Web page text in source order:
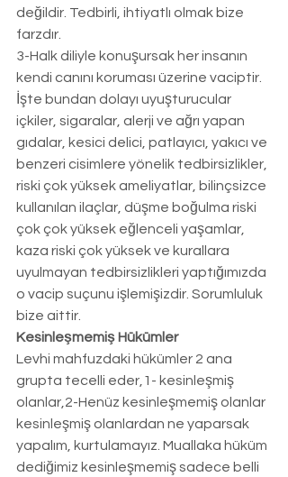
değildir. Tedbirli, ihtiyatlı olmak bize
farzdır.
3-Halk diliyle konuşursak her insanın
kendi canını koruması üzerine vaciptir.
İşte bundan dolayı uyuşturucular
içkiler, sigaralar, alerji ve ağrı yapan
gıdalar, kesici delici, patlayıcı, yakıcı ve
benzeri cisimlere yönelik tedbirsizlikler,
riski çok yüksek ameliyatlar, bilinçsizce
kullanılan ilaçlar, düşme boğulma riski
çok çok yüksek eğlenceli yaşamlar,
kaza riski çok yüksek ve kurallara
uyulmayan tedbirsizlikleri yaptığımızda
o vacip suçunu işlemişizdir. Sorumluluk
bize aittir.
Kesinleşmemiş Hükümler
Levhi mahfuzdaki hükümler 2 ana
grupta tecelli eder,1- kesinleşmiş
olanlar,2-Henüz kesinleşmemiş olanlar
kesinleşmiş olanlardan ne yaparsak
yapalım, kurtulamayız. Muallaka hüküm
dediğimiz kesinleşmemiş sadece belli